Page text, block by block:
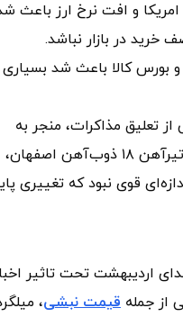
و افت نرخ ارز باعث
خرید در بازار نباشد.
بورس کالا باعث شد بسیاری
تعلیق مذاکرات، منجر به
نوسانات در بازار ارز و به تبع آن بازار تیرآهن شد. همچنین، کمبود عرضه برخی محصولات مانند تیرآهن ۱۸ ذوب‌آهن اصفهان،
قوی نبود که تغییری
اردیبهشت تحت تاثیر
از جمله قیمت نبشی،